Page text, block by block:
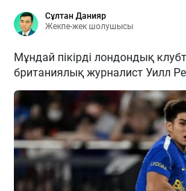
Сұлтан Данияр
Жекпе-жек шолушысы
Мұндай пікірді лондондық
британиялық журналист Уилл